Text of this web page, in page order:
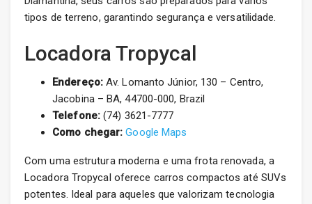
tipos de terreno, garantindo segurança e versatilidade.
Locadora Tropycal
Endereço:Av. Lomanto Júnior, 130 – Centro,
Jacobina – BA, 44700-000, Brazil
Telefone:(74) 3621-7777
Como chegar: Google Maps
Com uma estrutura moderna e uma frota renovada, a
Locadora Tropycal oferece carros compactos até SUVs
potentes. Ideal para aqueles que valorizam tecnologia